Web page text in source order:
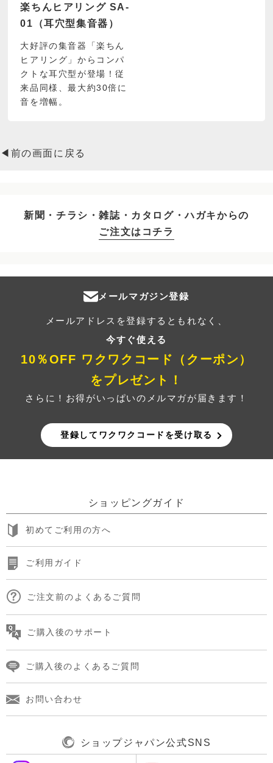
楽ちんヒアリング SA-
01（耳穴型集音器）
大好評の集音器「楽ちん
ヒアリング」からコンパ
クトな耳穴型が登場！従
来品同様、最大約30倍に
音を増幅。
◀前の画面に戻る
新聞・チラシ・雑誌・カタログ・ハガキからの
ご注文はコチラ
メールマガジン登録
メールアドレスを登録するともれなく、
今すぐ使える
10％OFF ワクワクコード（クーポン）
をプレゼント！
さらに！お得がいっぱいのメルマガが届きます！
登録してワクワクコードを受け取る
ショッピングガイド
初めてご利用の方へ
ご利用ガイド
ご注文前のよくあるご質問
ご購入後のサポート
ご購入後のよくあるご質問
お問い合わせ
ショップジャパン公式SNS